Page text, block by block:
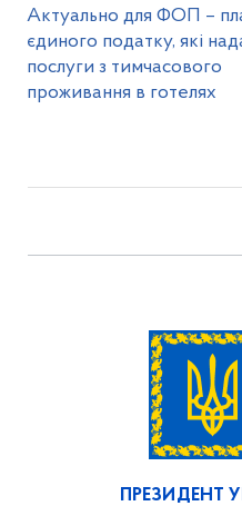
Актуально для ФОП –
єдиного податку, які
послуги з тимчасового
проживання в готелях
ПРЕЗИДЕНТ